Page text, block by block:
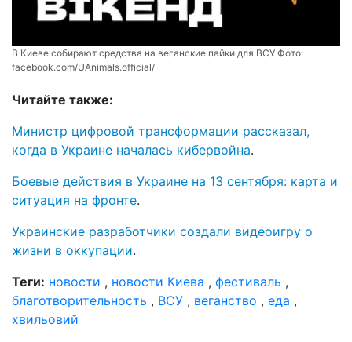
В Киеве собирают средства на веганские пайки для ВСУ Фото:
facebook.com/UAnimals.official/
Читайте также:
Министр цифровой трансформации рассказал,
когда в Украине началась кибервойна.
Боевые действия в Украине на 13 сентября: карта и
ситуация на фронте.
Украинские разработчики создали видеоигру о
жизни в оккупации.
Теги: новости , новости Киева , фестиваль ,
благотворительность , ВСУ , веганство , еда ,
хвильовий